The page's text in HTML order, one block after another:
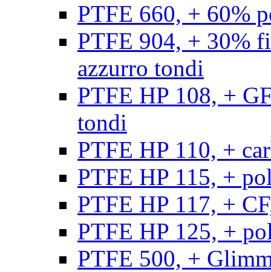
PTFE 660, + 60%
PTFE 904, + 30%
azzurro tondi
PTFE HP 108, +
tondi
PTFE HP 110, +
PTFE HP 115, +
PTFE HP 117, +
PTFE HP 125, +
PTFE 500, +